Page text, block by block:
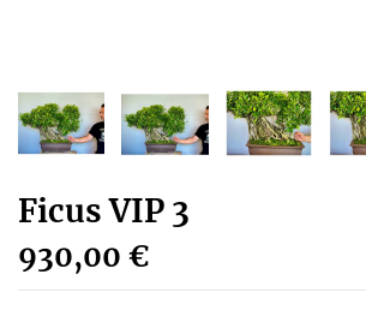
Ficus VIP 3
930,00 €